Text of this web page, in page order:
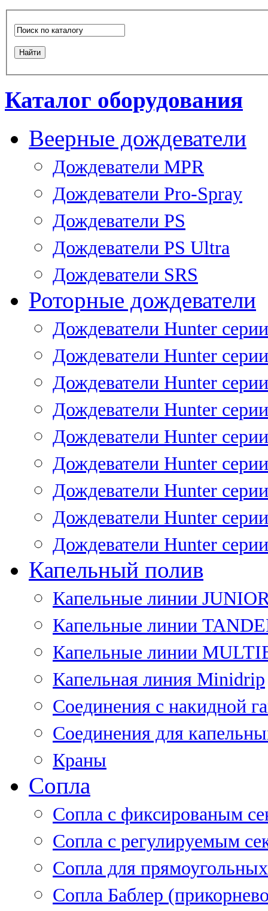
Каталог оборудования
Веерные дождеватели
Дождеватели MPR
Дождеватели Pro-Spray
Дождеватели PS
Дождеватели PS Ultra
Дождеватели SRS
Роторные дождеватели
Дождеватели Hunter
Дождеватели Hunter
Дождеватели Hunter
Дождеватели Hunter
Дождеватели Hunter
Дождеватели Hunter
Дождеватели Hunter
Дождеватели Hunter
Дождеватели Hunter
Капельный полив
Капельные линии
Капельные линии
Капельные линии
Капельная линия Minidrip
Соединения с накидной
Соединения для
Краны
Сопла
Cопла с фиксированым
Сопла с регулируемым
Сопла для
Сопла Баблер